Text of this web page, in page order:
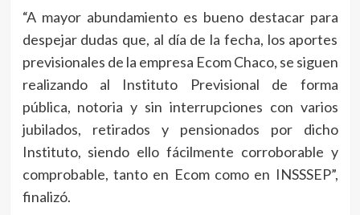
“A mayor abundamiento es bueno destacar para
despejar dudas que, al día de la fecha, los aportes
previsionales de la empresa Ecom Chaco, se siguen
realizando al Instituto Previsional de forma
pública, notoria y sin interrupciones con varios
jubilados, retirados y pensionados por dicho
Instituto, siendo ello fácilmente corroborable y
comprobable, tanto en Ecom como en INSSSEP”,
finalizó.